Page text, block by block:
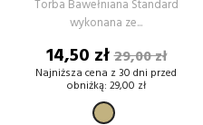
Torba Bawełniana Standard
wykonana ze...
Cena
14,50 złCena
podstawowa
29,00 zł
Najniższa cena z 30 dni przed
obniżką: 29,00 zł
BEŻOWY